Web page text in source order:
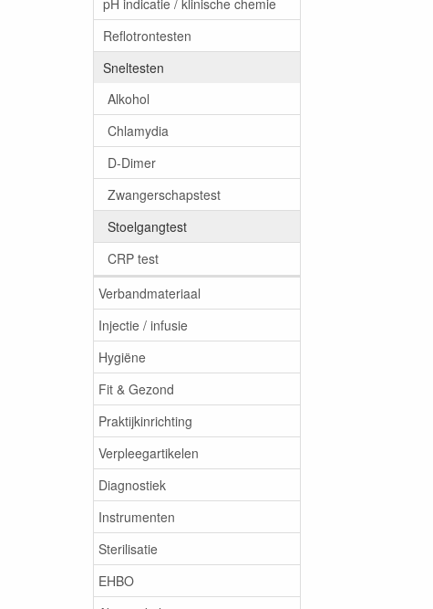
pH indicatie / klinische chemie
Reflotrontesten
Sneltesten
Alkohol
Chlamydia
D-Dimer
Zwangerschapstest
Stoelgangtest
CRP test
Verbandmateriaal
Injectie / infusie
Hygiëne
Fit & Gezond
Praktijkinrichting
Verpleegartikelen
Diagnostiek
Instrumenten
Sterilisatie
EHBO